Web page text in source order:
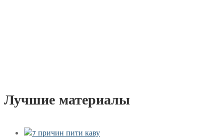
Лучшие материалы